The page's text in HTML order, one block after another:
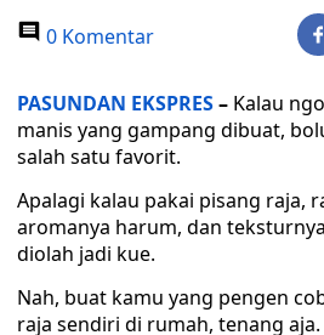
0 Komentar
PASUNDAN EKSPRES– Kalau
manis yang gampang dibuat,
salah satu favorit.
Apalagi kalau pakai pisang raja,
aromanya harum, dan
diolah jadi kue.
Nah, buat kamu yang pengen
raja sendiri di rumah, tenang